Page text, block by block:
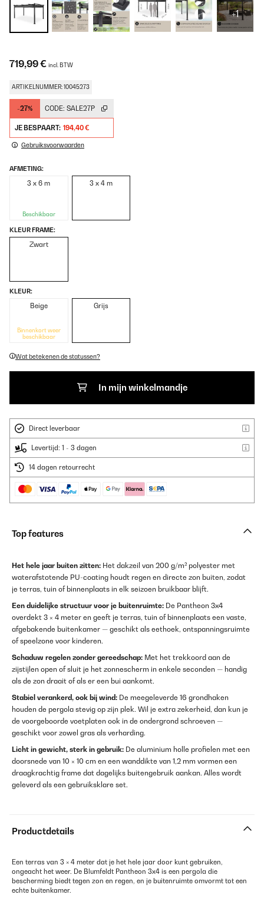
+1
719,99 € incl. BTW
ARTIKELNUMMER: 10045273
-27% CODE: SALE27P
JE BESPAART: 194,40 €
Gebruiksvoorwaarden
AFMETING:
3 x 6 m
Beschikbaar
3 x 4 m
KLEUR FRAME:
Zwart
KLEUR:
Beige
Binnenkort weer
beschikbaar
Grijs
Wat betekenen de statussen?
In mijn winkelmandje
Direct leverbaar
Levertijd: 1 - 3 dagen
14 dagen retourrecht
Top features
Het hele jaar buiten zitten: Het dakzeil van 200 g/m² polyester met
waterafstotende PU-coating houdt regen en directe zon buiten, zodat
je terras, tuin of binnenplaats in elk seizoen bruikbaar blijft.
Een duidelijke structuur voor je buitenruimte: De Pantheon 3x4
overdekt 3 × 4 meter en geeft je terras, tuin of binnenplaats een vaste,
afgebakende buitenkamer — geschikt als eethoek, ontspanningsruimte
of speelzone voor kinderen.
Schaduw regelen zonder gereedschap: Met het trekkoord aan de
zijstijlen open of sluit je het zonnescherm in enkele seconden — handig
als de zon draait of als er een bui aankomt.
Stabiel verankerd, ook bij wind: De meegeleverde 16 grondhaken
houden de pergola stevig op zijn plek. Wil je extra zekerheid, dan kun je
de voorgeboorde voetplaten ook in de ondergrond schroeven —
geschikt voor zowel gras als verharding.
Licht in gewicht, sterk in gebruik: De aluminium holle profielen met een
doorsnede van 10 × 10 cm en een wanddikte van 1,2 mm vormen een
draagkrachtig frame dat dagelijks buitengebruik aankan. Alles wordt
geleverd als een gebruiksklare set.
Productdetails
Een terras van 3 × 4 meter dat je het hele jaar door kunt gebruiken,
ongeacht het weer. De Blumfeldt Pantheon 3x4 is een pergola die
bescherming biedt tegen zon en regen, en je buitenruimte omvormt tot een
echte buitenkamer.